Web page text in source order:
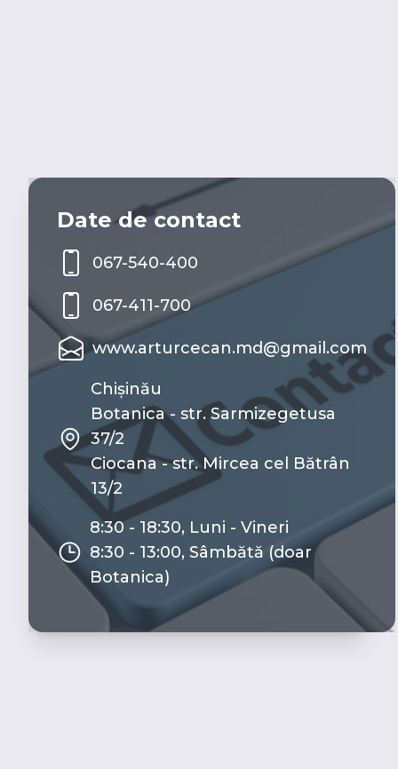
Date de contact
067-540-400
067-411-700
www.arturcecan.md@gmail.com
Chișinău
Botanica - str. Sarmizegetusa
37/2
Ciocana - str. Mircea cel Bătrân
13/2
8:30 - 18:30, Luni - Vineri
8:30 - 13:00, Sâmbătă (doar
Botanica)